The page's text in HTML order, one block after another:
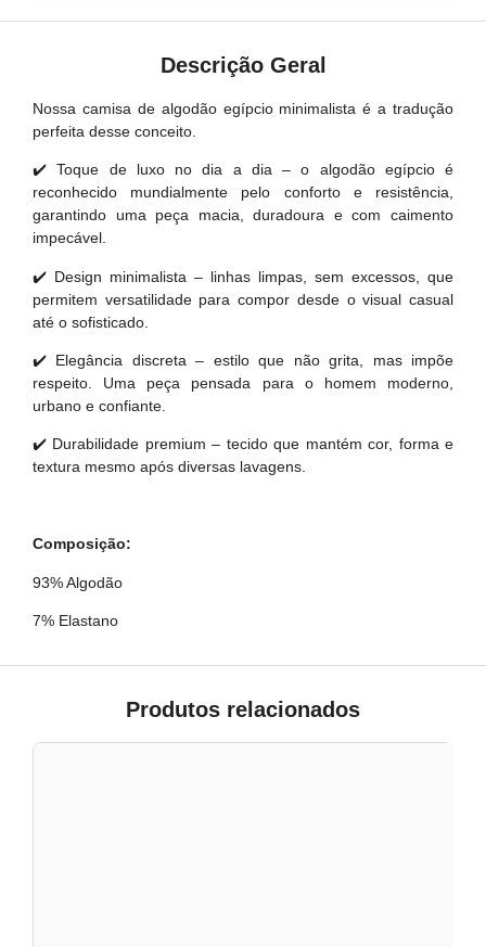
Descrição Geral
Nossa camisa de algodão egípcio minimalista é a tradução
perfeita desse conceito.
✔️ Toque de luxo no dia a dia – o algodão egípcio é
reconhecido mundialmente pelo conforto e resistência,
garantindo uma peça macia, duradoura e com caimento
impecável.
✔️ Design minimalista – linhas limpas, sem excessos, que
permitem versatilidade para compor desde o visual casual
até o sofisticado.
✔️ Elegância discreta – estilo que não grita, mas impõe
respeito. Uma peça pensada para o homem moderno,
urbano e confiante.
✔️ Durabilidade premium – tecido que mantém cor, forma e
textura mesmo após diversas lavagens.
Composição:
93% Algodão
7% Elastano
Produtos relacionados